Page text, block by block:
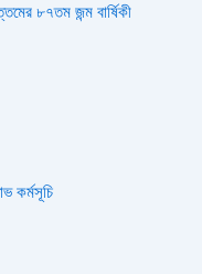
৮৭তম জন্ম বার্ষিকী